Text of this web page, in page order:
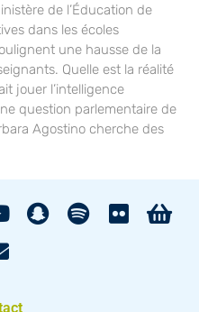
de l’Éducation de
dans les écoles
une hausse de la
Quelle est la réalité
jouer l’intelligence
question parlementaire de
Agostino cherche des